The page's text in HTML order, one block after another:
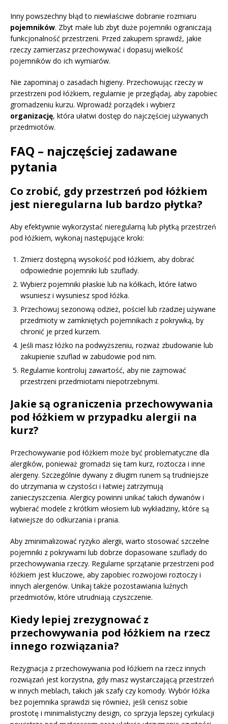
Inny powszechny błąd to niewłaściwe dobranie rozmiaru
pojemników. Zbyt małe lub zbyt duże pojemniki ograniczają
funkcjonalność przestrzeni. Przed zakupem sprawdź, jakie
rzeczy zamierzasz przechowywać i dopasuj wielkość
pojemników do ich wymiarów.
Nie zapominaj o zasadach higieny. Przechowując rzeczy w
przestrzeni pod łóżkiem, regularnie je przeglądaj, aby zapobiec
gromadzeniu kurzu. Wprowadź porządek i wybierz
organizację, która ułatwi dostęp do najczęściej używanych
przedmiotów.
FAQ – najczęściej zadawane
pytania
Co zrobić, gdy przestrzeń pod łóżkiem
jest nieregularna lub bardzo płytka?
Aby efektywnie wykorzystać nieregularną lub płytką przestrzeń
pod łóżkiem, wykonaj następujące kroki:
Zmierz dostępną wysokość pod łóżkiem, aby dobrać
odpowiednie pojemniki lub szuflady.
Wybierz pojemniki płaskie lub na kółkach, które łatwo
wsuniesz i wysuniesz spod łóżka.
Przechowuj sezonową odzież, pościel lub rzadziej używane
przedmioty w zamkniętych pojemnikach z pokrywką, by
chronić je przed kurzem.
Jeśli masz łóżko na podwyższeniu, rozważ zbudowanie lub
zakupienie szuflad w zabudowie pod nim.
Regularnie kontroluj zawartość, aby nie zajmować
przestrzeni przedmiotami niepotrzebnymi.
Jakie są ograniczenia przechowywania
pod łóżkiem w przypadku alergii na
kurz?
Przechowywanie pod łóżkiem może być problematyczne dla
alergików, ponieważ gromadzi się tam kurz, roztocza i inne
alergeny. Szczególnie dywany z długim runem są trudniejsze
do utrzymania w czystości i łatwiej zatrzymują
zanieczyszczenia. Alergicy powinni unikać takich dywanów i
wybierać modele z krótkim włosiem lub wykładziny, które są
łatwiejsze do odkurzania i prania.
Aby zminimalizować ryzyko alergii, warto stosować szczelne
pojemniki z pokrywami lub dobrze dopasowane szuflady do
przechowywania rzeczy. Regularne sprzątanie przestrzeni pod
łóżkiem jest kluczowe, aby zapobiec rozwojowi roztoczy i
innych alergenów. Unikaj także pozostawiania luźnych
przedmiotów, które utrudniają czyszczenie.
Kiedy lepiej zrezygnować z
przechowywania pod łóżkiem na rzecz
innego rozwiązania?
Rezygnacja z przechowywania pod łóżkiem na rzecz innych
rozwiązań jest korzystna, gdy masz wystarczającą przestrzeń
w innych meblach, takich jak szafy czy komody. Wybór łóżka
bez pojemnika sprawdzi się również, jeśli cenisz sobie
prostotę i minimalistyczny design, co sprzyja lepszej cyrkulacji